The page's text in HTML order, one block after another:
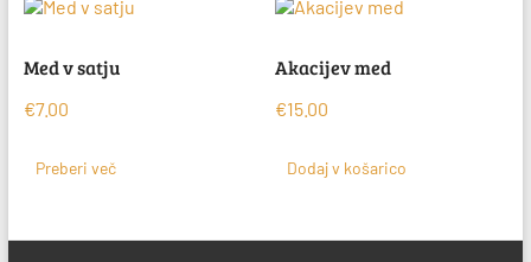
Med v satju
€7.00
Preberi več
Akacijev med
€15.00
Dodaj v košarico